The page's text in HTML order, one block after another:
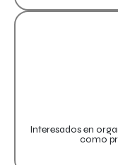
Interesados en
como